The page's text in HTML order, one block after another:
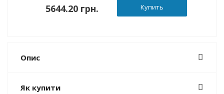
5644.20 грн. Купить
Опис
Як купити